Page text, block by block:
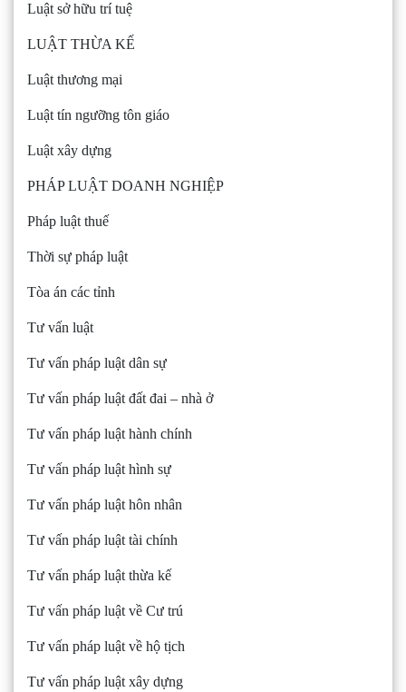
Luật sở hữu trí tuệ
LUẬT THỪA KẾ
Luật thương mại
Luật tín ngưỡng tôn giáo
Luật xây dựng
PHÁP LUẬT DOANH NGHIỆP
Pháp luật thuế
Thời sự pháp luật
Tòa án các tỉnh
Tư vấn luật
Tư vấn pháp luật dân sự
Tư vấn pháp luật đất đai – nhà ở
Tư vấn pháp luật hành chính
Tư vấn pháp luật hình sự
Tư vấn pháp luật hôn nhân
Tư vấn pháp luật tài chính
Tư vấn pháp luật thừa kế
Tư vấn pháp luật về Cư trú
Tư vấn pháp luật về hộ tịch
Tư vấn pháp luật xây dựng